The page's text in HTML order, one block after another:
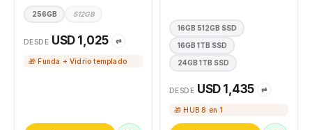
256GB 512GB
DESDE USD 1,025 ⇄
🎁 Funda + Vidrio templado
16GB 512GB SSD
16GB 1TB SSD
24GB 1TB SSD
DESDE USD 1,435 ⇄
🎁 HUB 8 en 1